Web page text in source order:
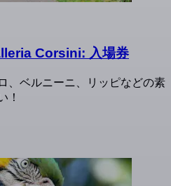
Corsini: 入場券
、ベルニーニ、リッピなどの素
！